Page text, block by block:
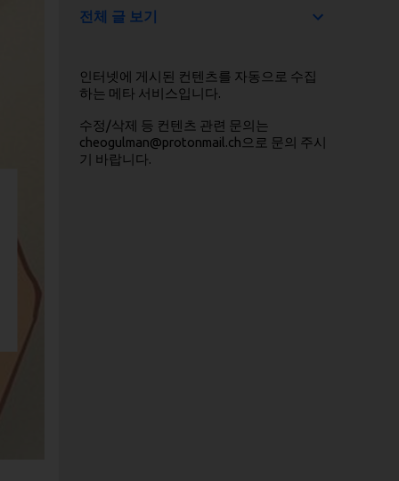
전체 글 보기
인터넷에 게시된 컨텐츠를 자동으로 수집
하는 메타 서비스입니다.
수정/삭제 등 컨텐츠 관련 문의는
cheogulman@protonmail.ch으로 문의 주시
기 바랍니다.